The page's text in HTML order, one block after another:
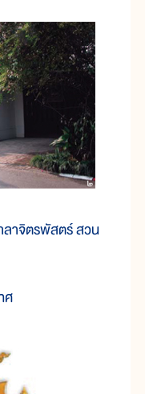
ลาจิตรพัสตร์ สวน
ศ